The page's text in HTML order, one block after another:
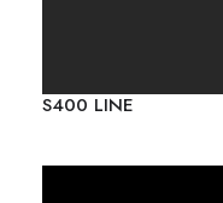
S400 LINE